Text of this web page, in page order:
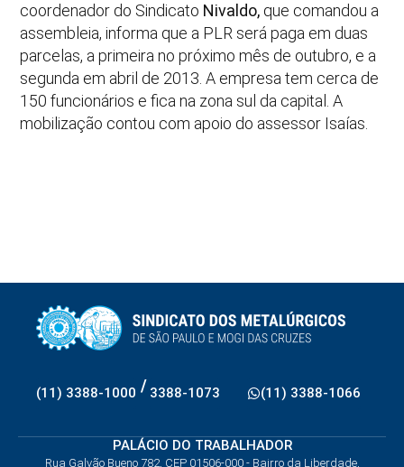
coordenador do Sindicato Nivaldo, que comandou a
assembleia, informa que a PLR será paga em duas
parcelas, a primeira no próximo mês de outubro, e a
segunda em abril de 2013. A empresa tem cerca de
150 funcionários e fica na zona sul da capital. A
mobilização contou com apoio do assessor Isaías.
(11) 3388-1000 / 3388-1073 (11) 3388-1066
PALÁCIO DO TRABALHADOR
Rua Galvão Bueno 782, CEP 01506-000 - Bairro da Liberdade,